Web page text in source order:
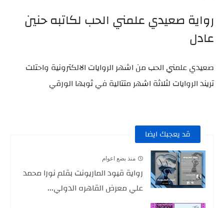
رواية صعيدي علمني الحب لكاتبه حنين
عادل
صعيدي علمني الحب من اشهر الروايات الالكترونية واحتلت
تريند الروايات لثلاثة اشهر متتالية في ثوبها الورقي
قد يعجبك ايضا
منذ بضع اعوام
رواية قيود الماريونت بقلم نورا محمد
علي معرض القاهره الدولي...